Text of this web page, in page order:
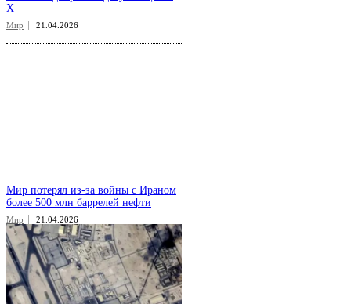
X
Мир 21.04.2026
Мир потерял из-за войны с Ираном
более 500 млн баррелей нефти
Мир 21.04.2026